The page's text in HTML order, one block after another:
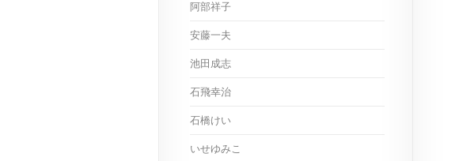
阿部祥子
安藤一夫
池田成志
石飛幸治
石橋けい
いせゆみこ